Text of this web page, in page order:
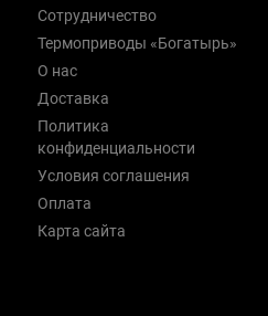
Сотрудничество
Термоприводы «Богатырь»
О нас
Доставка
Политика
конфиденциальности
Условия соглашения
Оплата
Карта сайта